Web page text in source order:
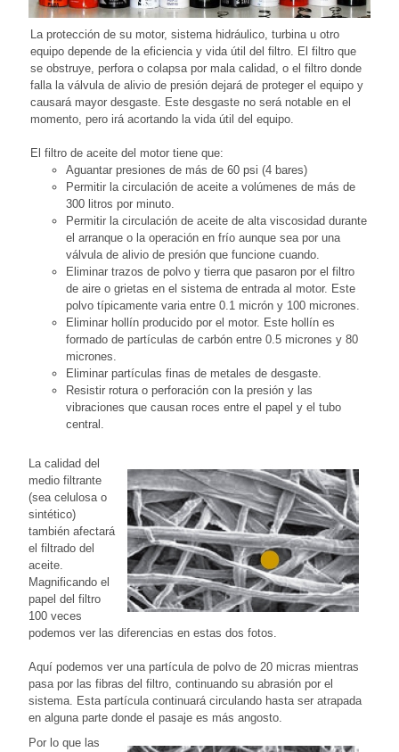
La protección de su motor, sistema hidráulico, turbina u otro
equipo depende de la eficiencia y vida útil del filtro. El filtro que
se obstruye, perfora o colapsa por mala calidad, o el filtro donde
falla la válvula de alivio de presión dejará de proteger el equipo y
causará mayor desgaste. Este desgaste no será notable en el
momento, pero irá acortando la vida útil del equipo.
El filtro de aceite del motor tiene que:
Aguantar presiones de más de 60 psi (4 bares)
Permitir la circulación de aceite a volúmenes de más de
300 litros por minuto.
Permitir la circulación de aceite de alta viscosidad durante
el arranque o la operación en frío aunque sea por una
válvula de alivio de presión que funcione cuando.
Eliminar trazos de polvo y tierra que pasaron por el filtro
de aire o grietas en el sistema de entrada al motor. Este
polvo típicamente varia entre 0.1 micrón y 100 micrones.
Eliminar hollín producido por el motor. Este hollín es
formado de partículas de carbón entre 0.5 micrones y 80
micrones.
Eliminar partículas finas de metales de desgaste.
Resistir rotura o perforación con la presión y las
vibraciones que causan roces entre el papel y el tubo
central.
La calidad del
medio filtrante
(sea celulosa o
sintético)
también afectará
el filtrado del
aceite.
Magnificando el
papel del filtro
100 veces
podemos ver las diferencias en estas dos fotos.
Aquí podemos ver una partícula de polvo de 20 micras mientras
pasa por las fibras del filtro, continuando su abrasión por el
sistema. Esta partícula continuará circulando hasta ser atrapada
en alguna parte donde el pasaje es más angosto.
Por lo que las